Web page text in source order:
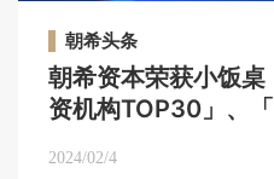
朝希头条
朝希资本荣获小饭
资机构TOP30」、
2024/02/4